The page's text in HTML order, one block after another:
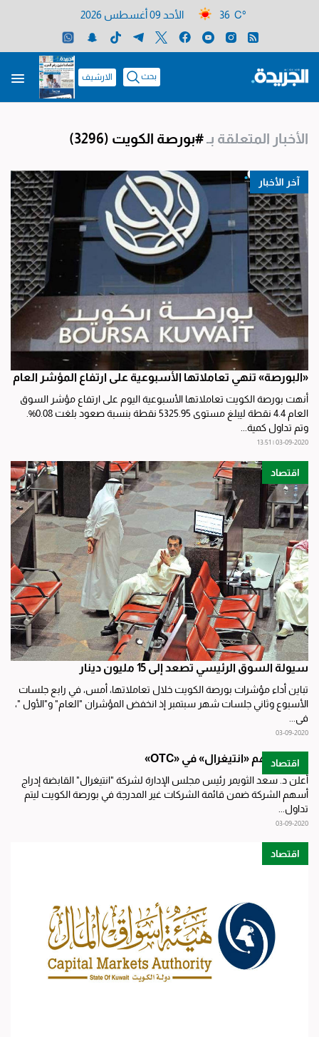
36 C° الأحد 09 أغسطس 2026
بحث الارشيف
الأخبار المتعلقة بـ#بورصة الكويت (3296)
آخر الأخبار
«البورصة» تنهي تعاملاتها الأسبوعية على ارتفاع المؤشر العام
أنهت بورصة الكويت تعاملاتها الأسبوعية اليوم على ارتفاع مؤشر السوق
العام 4.4 نقطة ليبلغ مستوى 5325.95 نقطة بنسبة صعود بلغت 0.08%.
وتم تداول كمية...
03-09-2020 | 13:51
اقتصاد
سيولة السوق الرئيسي تصعد إلى 15 مليون دينار
تباين أداء مؤشرات بورصة الكويت خلال تعاملاتها، أمس، في رابع جلسات
الأسبوع وثاني جلسات شهر سبتمبر إذ انخفض المؤشران "العام" و"الأول "،
في...
03-09-2020
اقتصاد
إدراج أسهم «انتيغرال» في «OTC»
أعلن د. سعد الثويمر رئيس مجلس الإدارة لشركة "انتيغرال" القابضة إدراج
أسهم الشركة ضمن قائمة الشركات غير المدرجة في بورصة الكويت ليتم
تداول...
03-09-2020
اقتصاد